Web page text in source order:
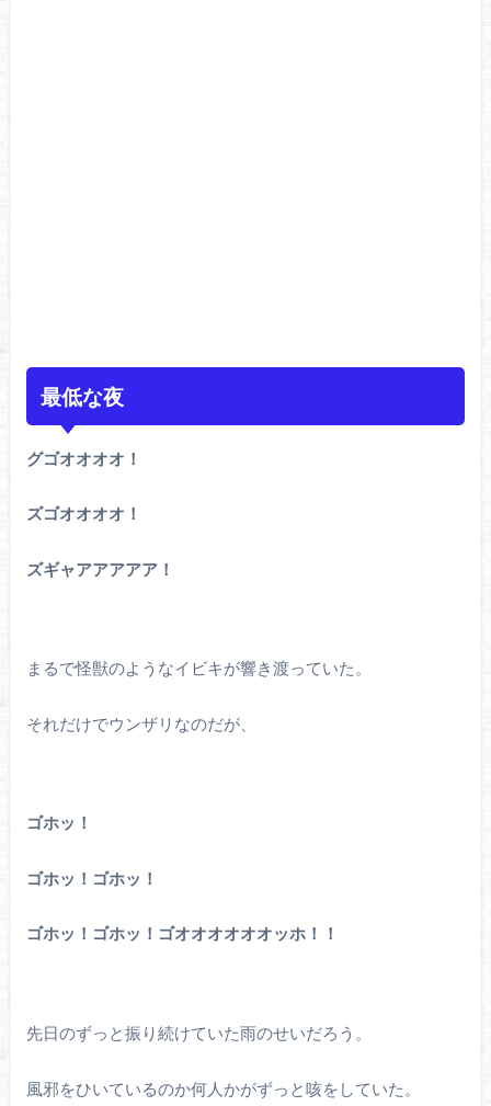
最低な夜
グゴオオオオ！
ズゴオオオオ！
ズギャアアアアア！
まるで怪獣のようなイビキが響き渡っていた。
それだけでウンザリなのだが、
ゴホッ！
ゴホッ！ゴホッ！
ゴホッ！ゴホッ！ゴオオオオオオッホ！！
先日のずっと振り続けていた雨のせいだろう。
風邪をひいているのか何人かがずっと咳をしていた。